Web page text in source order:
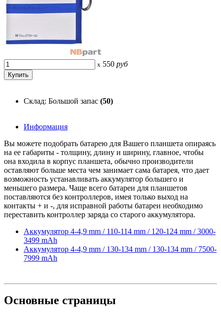
x 550 руб
Склад: Большой запас (50)
Информация
Вы можете подобрать батарею для Вашего планшета опираясь
на ее габариты - толщину, длину и ширину, главное, чтобы
она входила в корпус планшета, обычно производители
оставляют больше места чем занимает сама батарея, что дает
возможность устанавливать аккумулятор большего и
меньшего размера. Чаще всего батареи для планшетов
поставляются без контроллеров, имея только выход на
контакты + и -, для исправной работы батареи необходимо
переставить контроллер заряда со старого аккумулятора.
Аккумулятор 4-4,9 mm / 110-114 mm / 120-124 mm / 3000-
3499 mAh
Аккумулятор 4-4,9 mm / 130-134 mm / 130-134 mm / 7500-
7999 mAh
Основные страницы